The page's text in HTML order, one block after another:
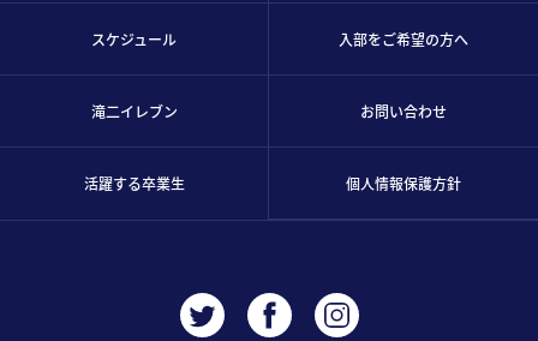
スケジュール
滝二イレブン
活躍する卒業生
入部をご希望の方へ
お問い合わせ
個人情報保護方針